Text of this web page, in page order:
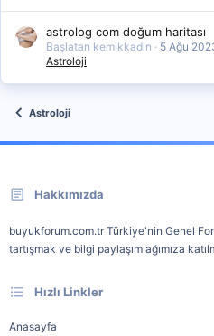
astrolog com doğum haritası
Başlatan kemikkadin 5 Ağu
Astroloji
Astroloji
Hakkımızda
buyukforum.com.tr Türkiye'nin Genel
tartışmak ve bilgi paylaşım ağımıza
Hızlı Linkler
Anasayfa